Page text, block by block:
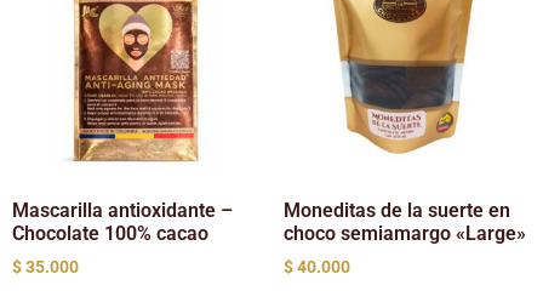
Mascarilla antioxidante –
Chocolate 100% cacao
$35.000
Moneditas de la suerte en
choco semiamargo «Large»
$40.000